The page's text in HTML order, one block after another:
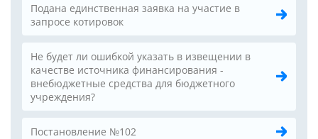
Подана единственная заявка на участие в
запросе котировок
Не будет ли ошибкой указать в извещении в
качестве источника финансирования -
внебюджетные средства для бюджетного
учреждения?
Постановление №102